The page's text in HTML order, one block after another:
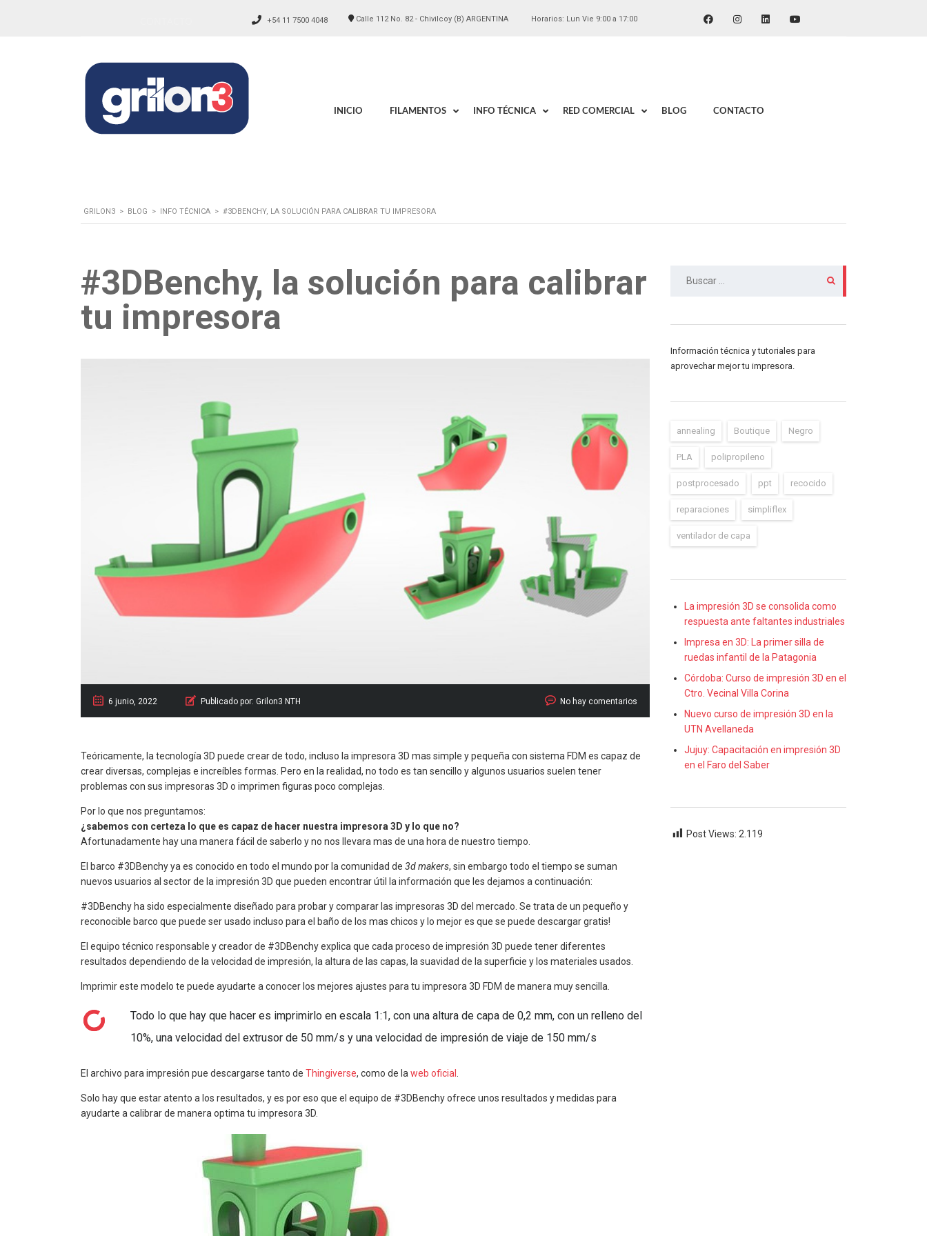
Horarios: Lun Vie 9:00 a 17:00
Calle 112 No. 82 - Chivilcoy (B) ARGENTINA
+54 11 7500 4048
INICIO FILAMENTOS INFO TÉCNICA RED COMERCIAL BLOG CONTACTO
GRILON3 > BLOG > INFO TÉCNICA > #3DBENCHY, LA SOLUCIÓN PARA CALIBRAR TU IMPRESORA
#3DBenchy, la solución para calibrar
tu impresora
6 junio, 2022 Publicado por: Grilon3 NTH No hay comentarios
Teóricamente, la tecnología 3D puede crear de todo, incluso la impresora 3D mas simple y pequeña con sistema FDM es capaz de
crear diversas, complejas e increíbles formas. Pero en la realidad, no todo es tan sencillo y algunos usuarios suelen tener
problemas con sus impresoras 3D o imprimen figuras poco complejas.
Por lo que nos preguntamos:
¿sabemos con certeza lo que es capaz de hacer nuestra impresora 3D y lo que no?
Afortunadamente hay una manera fácil de saberlo y no nos llevara mas de una hora de nuestro tiempo.
El barco #3DBenchy ya es conocido en todo el mundo por la comunidad de 3d makers, sin embargo todo el tiempo se suman
nuevos usuarios al sector de la impresión 3D que pueden encontrar útil la información que les dejamos a continuación:
#3DBenchy ha sido especialmente diseñado para probar y comparar las impresoras 3D del mercado. Se trata de un pequeño y
reconocible barco que puede ser usado incluso para el baño de los mas chicos y lo mejor es que se puede descargar gratis!
El equipo técnico responsable y creador de #3DBenchy explica que cada proceso de impresión 3D puede tener diferentes
resultados dependiendo de la velocidad de impresión, la altura de las capas, la suavidad de la superficie y los materiales usados.
Imprimir este modelo te puede ayudarte a conocer los mejores ajustes para tu impresora 3D FDM de manera muy sencilla.
Todo lo que hay que hacer es imprimirlo en escala 1:1, con una altura de capa de 0,2 mm, con un relleno del
10%, una velocidad del extrusor de 50 mm/s y una velocidad de impresión de viaje de 150 mm/s
El archivo para impresión pue descargarse tanto de Thingiverse, como de la web oficial
Solo hay que estar atento a los resultados, y es por eso que el equipo de #3DBenchy ofrece unos resultados y medidas para
ayudarte a calibrar de manera optima tu impresora 3D.
Información técnica y tutoriales para
aprovechar mejor tu impresora.
annealing Boutique Negro
PLA polipropileno
postprocesado ppt recocido
reparaciones simpliflex
ventilador de capa
La impresión 3D se consolida como
respuesta ante faltantes industriales
Impresa en 3D: La primer silla de
ruedas infantil de la Patagonia
Córdoba: Curso de impresión 3D en el
Ctro. Vecinal Villa Corina
Nuevo curso de impresión 3D en la
UTN Avellaneda
Jujuy: Capacitación en impresión 3D
en el Faro del Saber
Post Views: 2.119